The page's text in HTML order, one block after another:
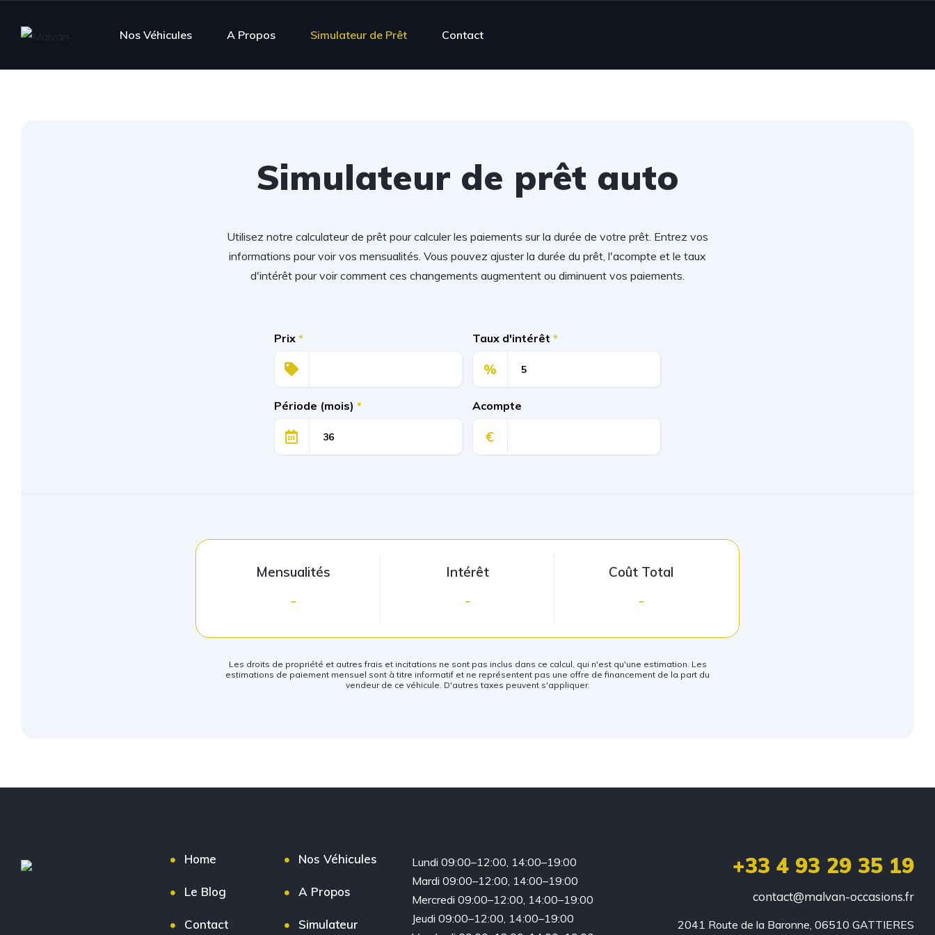
Nos Véhicules A Propos Simulateur de Prêt Contact
Simulateur de prêt auto
Utilisez notre calculateur de prêt pour calculer les paiements sur la durée de votre prêt. Entrez vos
informations pour voir vos mensualités. Vous pouvez ajuster la durée du prêt, l'acompte et le taux
d'intérêt pour voir comment ces changements augmentent ou diminuent vos paiements.
Prix * Taux d'intérêt *
%
Période (mois) * Acompte
€
Mensualités
-
Intérêt
-
Coût Total
-
Les droits de propriété et autres frais et incitations ne sont pas inclus dans ce calcul, qui n'est qu'une estimation. Les
estimations de paiement mensuel sont à titre informatif et ne représentent pas une offre de financement de la part du
vendeur de ce véhicule. D'autres taxes peuvent s'appliquer.
Home Nos Véhicules
Le Blog A Propos
Contact Simulateur
Lundi 09:00–12:00, 14:00–19:00
Mardi 09:00–12:00, 14:00–19:00
Mercredi 09:00–12:00, 14:00–19:00
Jeudi 09:00–12:00, 14:00–19:00
+33 4 93 29 35 19
contact@malvan-occasions.fr
2041 Route de la Baronne, 06510 GATTIERES